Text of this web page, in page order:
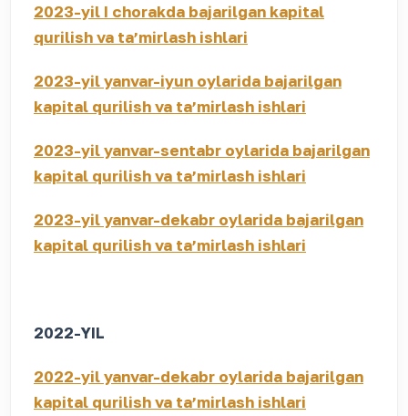
2023-yil I chorakda bajarilgan kapital
qurilish va taʼmirlash ishlari
2023-yil yanvar-iyun oylarida bajarilgan
kapital qurilish va taʼmirlash ishlari
2023-yil yanvar-sentabr oylarida bajarilgan
kapital qurilish va taʼmirlash ishlari
2023-yil yanvar-dekabr oylarida bajarilgan
kapital qurilish va taʼmirlash ishlari
2022-YIL
2022-yil yanvar-dekabr oylarida bajarilgan
kapital qurilish va taʼmirlash ishlari